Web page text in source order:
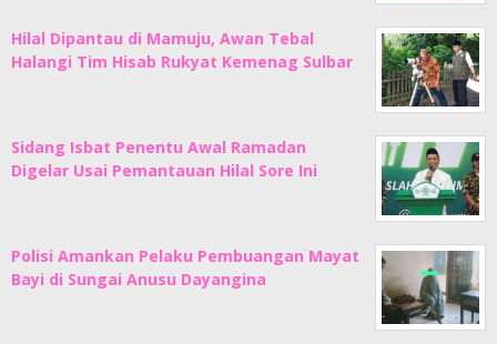
Hilal Dipantau di Mamuju, Awan Tebal
Halangi Tim Hisab Rukyat Kemenag Sulbar
Sidang Isbat Penentu Awal Ramadan
Digelar Usai Pemantauan Hilal Sore Ini
Polisi Amankan Pelaku Pembuangan Mayat
Bayi di Sungai Anusu Dayangina